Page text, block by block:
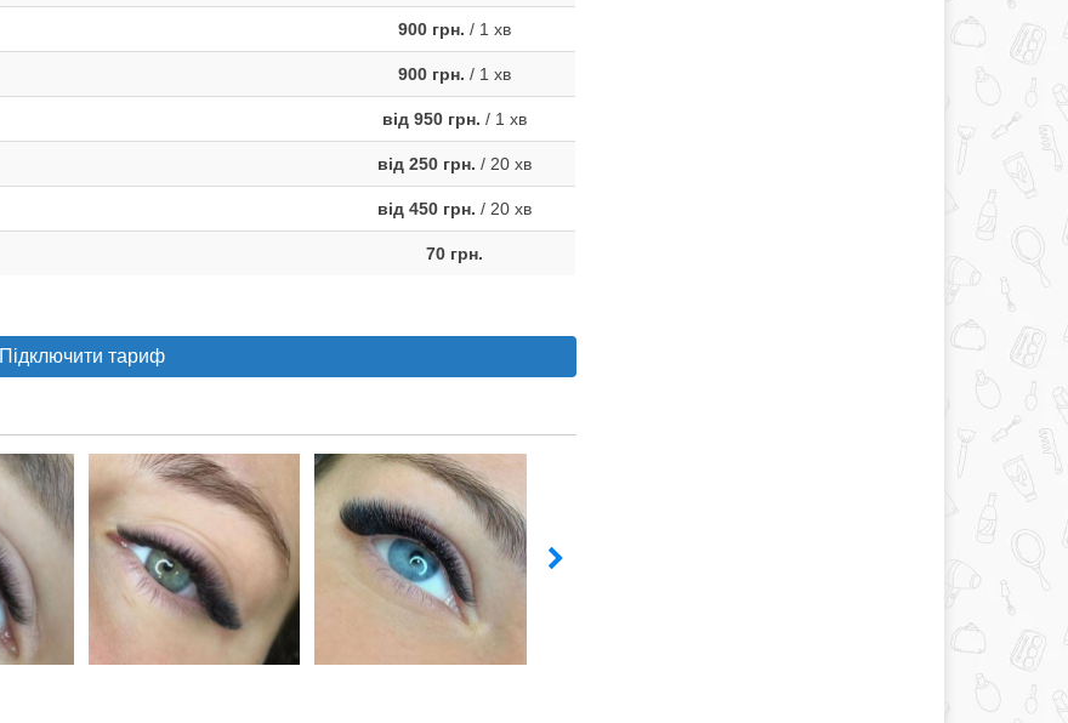
900 грн. / 1 хв
900 грн. / 1 хв
від 950 грн. / 1 хв
від 250 грн. / 20 хв
від 450 грн. / 20 хв
70 грн.
Підключити тариф